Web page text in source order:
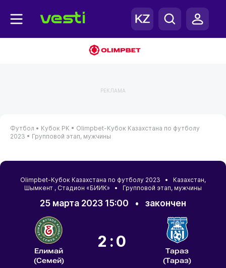
РЕКЛАМА
Футбол • Кубок РК • Olimpbet-Кубок Казахстана по футболу
2023 • Групповой этап, мужчины
Olimpbet-Кубок Казахстана по футболу 2023 • Казахстан,
Шымкент , Стадион «БИИК» • Групповой этап, мужчины
25 марта 2023 15:00 • закончен
Елимай
(Семей)
2:0
Тараз
(Тараз)